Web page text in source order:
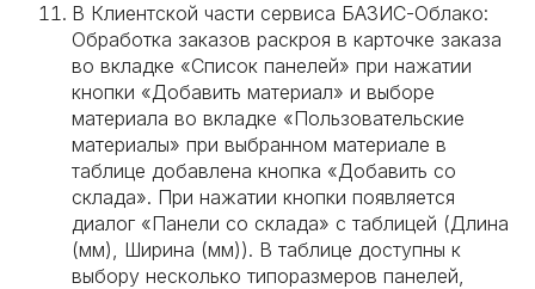
В Клиентской части сервиса БАЗИС-Облако:
Обработка заказов раскроя в карточке заказа
во вкладке «Список панелей» при нажатии
кнопки «Добавить материал» и выборе
материала во вкладке «Пользовательские
материалы» при выбранном материале в
таблице добавлена кнопка «Добавить со
склада». При нажатии кнопки появляется
диалог «Панели со склада» с таблицей (Длина
(мм), Ширина (мм)). В таблице доступны к
выбору несколько типоразмеров панелей,